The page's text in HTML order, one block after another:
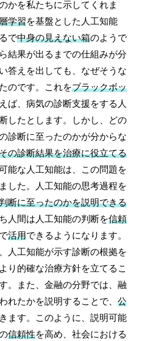
かを私たちに示してくれま
学習を基盤とした人工知能
で中身の見えない箱のようで
結果が出るまでの仕組みが分
答えを出しても、なぜそうな
のです。これをブラックボッ
ば、病気の診断支援をする人
したとします。しかし、どの
診断に至ったのかが分からな
の診断結果を治療に役立てる
能な人工知能は、この問題を
した。人工知能の思考過程を
断に至ったのかを説明できる
人間は人工知能の判断を信頼
活用できるようになります。
人工知能が示す診断の根拠を
り的確な治療方針を立てるこ
。また、金融の分野では、融
れたかを説明することで、公
ます。このように、説明可能
信頼性を高め、社会における